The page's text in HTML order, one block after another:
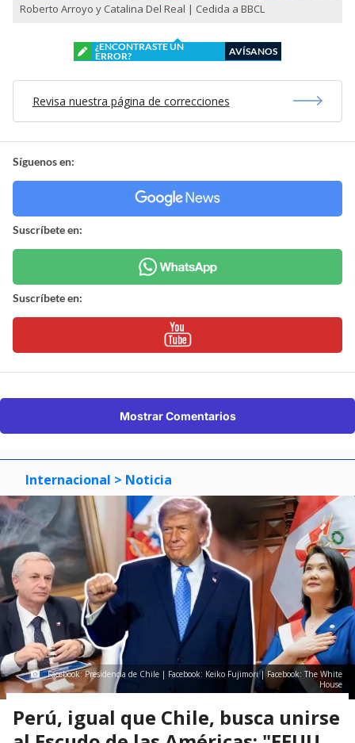
Roberto Arroyo y Catalina Del Real | Cedida a BBCL
¿ENCONTRASTE UN
ERROR?
AVÍSANOS
Revisa nuestra página de correcciones
Síguenos en:
Suscríbete en:
Suscríbete en:
Mostrar Comentarios
Internacional > Noticia
Facebook: Presidencia de Chile | Facebook: Keiko Fujimori | Facebook: The White
House
Perú, igual que Chile, busca unirse